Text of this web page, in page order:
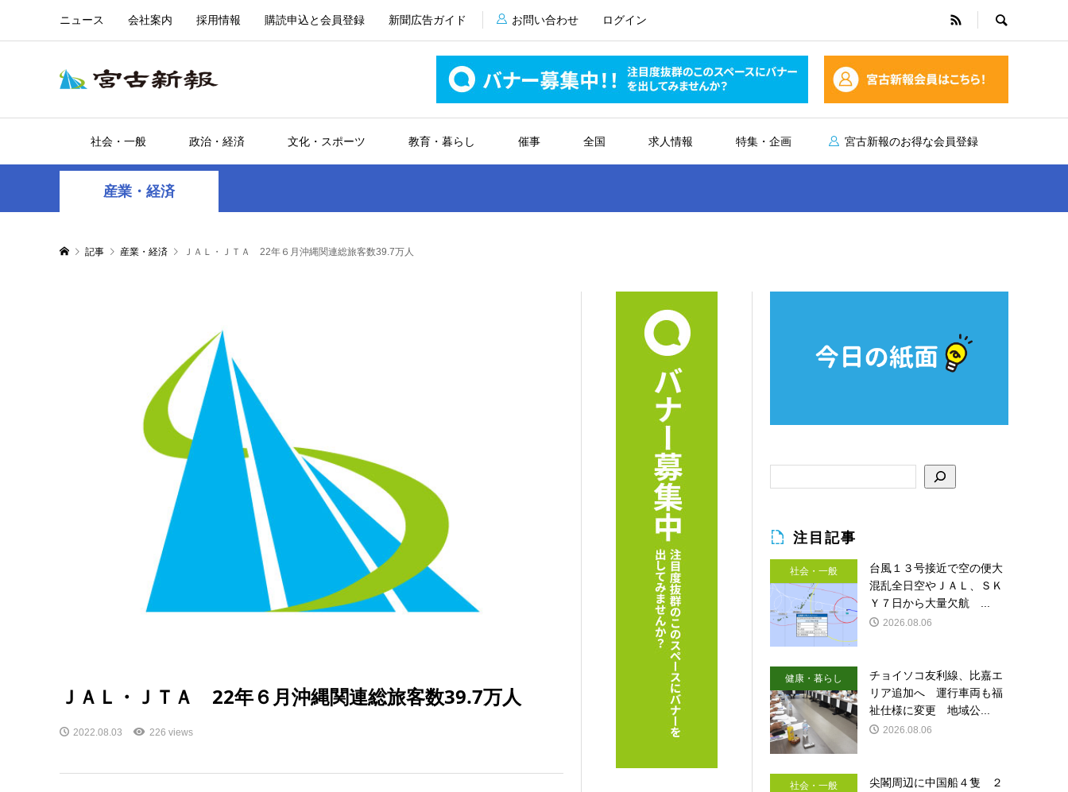
ニュース 会社案内 採用情報 購読申込と会員登録 新聞広告ガイド お問い合わせ ログイン
社会・一般 政治・経済 文化・スポーツ 教育・暮らし 催事 全国 求人情報 特集・企画 宮古新報のお得な会員登録
産業・経済
記事 産業・経済 ＪＡＬ・ＪＴＡ 22年６月沖縄関連総旅客数39.7万人
ＪＡＬ・ＪＴＡ 22年６月沖縄関連総旅客数39.7万人
2022.08.03 226 views
注目記事
社会・一般
台風１３号接近で空の便大
混乱全日空やＪＡＬ、ＳＫ
Ｙ７日から大量欠航 ...
2026.08.06
健康・暮らし
チョイソコ友利線、比嘉エ
リア追加へ 運行車両も福
祉仕様に変更 地域公...
2026.08.06
社会・一般
尖閣周辺に中国船４隻 ２